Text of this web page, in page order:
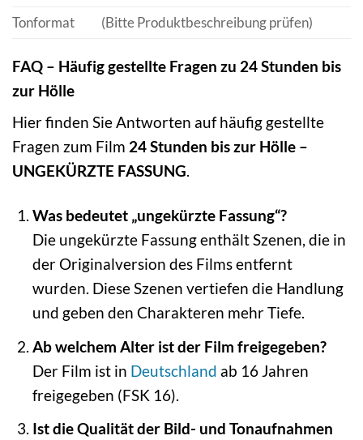
Tonformat
(Bitte Produktbeschreibung prüfen)
FAQ – Häufig gestellte Fragen zu 24 Stunden bis
zur Hölle
Hier finden Sie Antworten auf häufig gestellte
Fragen zum Film 24 Stunden bis zur Hölle –
UNGEKÜRZTE FASSUNG.
Was bedeutet „ungekürzte Fassung“?
Die ungekürzte Fassung enthält Szenen, die in
der Originalversion des Films entfernt
wurden. Diese Szenen vertiefen die Handlung
und geben den Charakteren mehr Tiefe.
Ab welchem Alter ist der Film freigegeben?
Der Film ist in Deutschland ab 16 Jahren
freigegeben (FSK 16).
Ist die Qualität der Bild- und Tonaufnahmen